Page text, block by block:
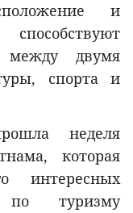
и
между двумя
спорта и
неделя
которая
интересных
по туризму